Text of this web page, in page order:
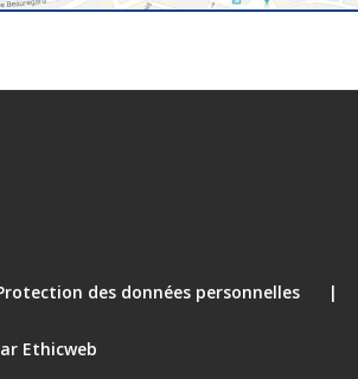
des données personnelles
Ethicweb